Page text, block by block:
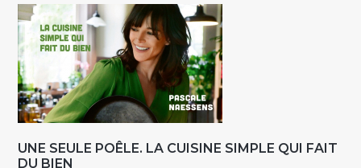
UNE SEULE POÊLE. LA CUISINE SIMPLE QUI FAIT
DU BIEN